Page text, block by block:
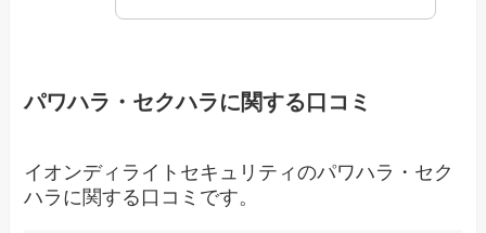
パワハラ・セクハラに関する口コミ
イオンディライトセキュリティのパワハラ・セク
ハラに関する口コミです。